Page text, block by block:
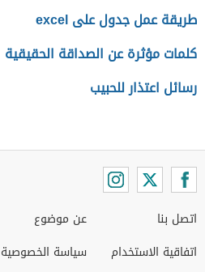
طريقة عمل جدول على excel
كلمات مؤثرة عن الصداقة الحقيقية
رسائل اعتذار للحبيب
اتصل بنا
اتفاقية الاستخدام
عن موضوع
سياسة الخصوصية